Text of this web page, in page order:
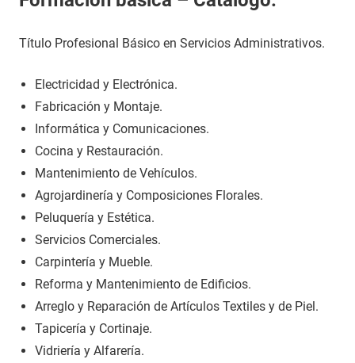
Título Profesional Básico en Servicios Administrativos.
Electricidad y Electrónica.
Fabricación y Montaje.
Informática y Comunicaciones.
Cocina y Restauración.
Mantenimiento de Vehículos.
Agrojardinería y Composiciones Florales.
Peluquería y Estética.
Servicios Comerciales.
Carpintería y Mueble.
Reforma y Mantenimiento de Edificios.
Arreglo y Reparación de Artículos Textiles y de Piel.
Tapicería y Cortinaje.
Vidriería y Alfarería.